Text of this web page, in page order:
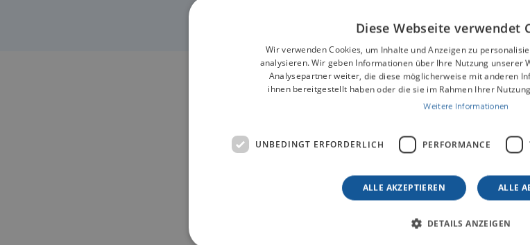
Kontaktieren Sie uns
Informationen
Diese Webseite verwendet
Wir verwenden Cookies, um Inhalte und Anzeigen zu
analysieren. Wir geben Informationen über Ihre Nutzung unserer
Analysepartner weiter, die diese möglicherweise mit anderen
ihnen bereitgestellt haben oder die sie im Rahmen Ihrer
Weitere Informationen
UNBEDINGT ERFORDERLICH PERFORMANCE
ALLE AKZEPTIEREN ALLE
DETAILS ANZEIGEN